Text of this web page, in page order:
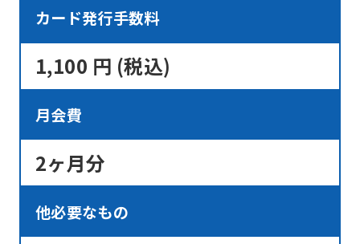
カード発行手数料
1,100 円 (税込)
月会費
2ヶ月分
他必要なもの